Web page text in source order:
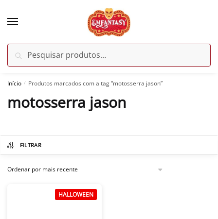
por:
Pesquisar
Início / Produtos marcados com a tag “motosserra jason”
motosserra jason
FILTRAR
HALLOWEEN